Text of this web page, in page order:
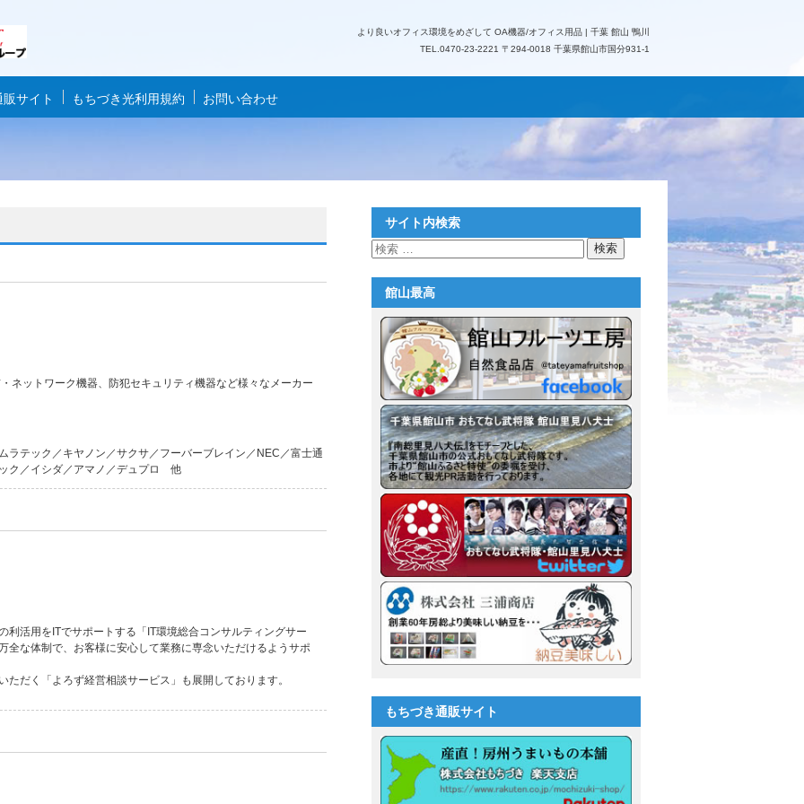
より良いオフィス環境をめざして OA機器/オフィス用品 | 千葉 館山 鴨川
TEL. 0470-23-2221 〒294-0018 千葉県館山市国分931-1
販サイト もちづき光利用規約 お問い合わせ
ネットワーク機器、防犯セキュリティ機器など様々なメーカー
ラテック／キヤノン／サクサ／フーバーブレイン／NEC／富士通
ク／イシダ／アマノ／デュプロ 他
利活用をITでサポートする「IT環境総合コンサルティングサー
全な体制で、お客様に安心して業務に専念いただけるようサポ
だく「よろず経営相談サービス」も展開しております。
サイト内検索
館山最高
もちづき通販サイト